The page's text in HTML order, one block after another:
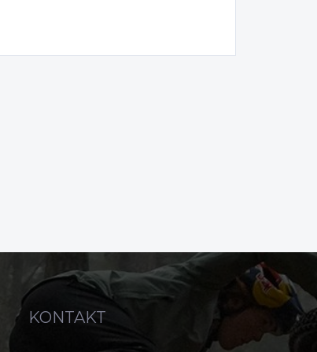
KONTAKT